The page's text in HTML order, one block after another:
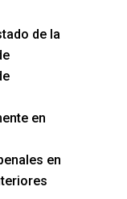
de la
en
en